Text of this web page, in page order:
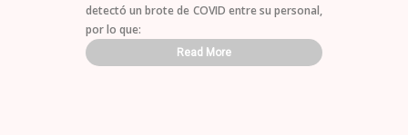
detectó un brote de COVID entre su personal,
por lo que:
Read More